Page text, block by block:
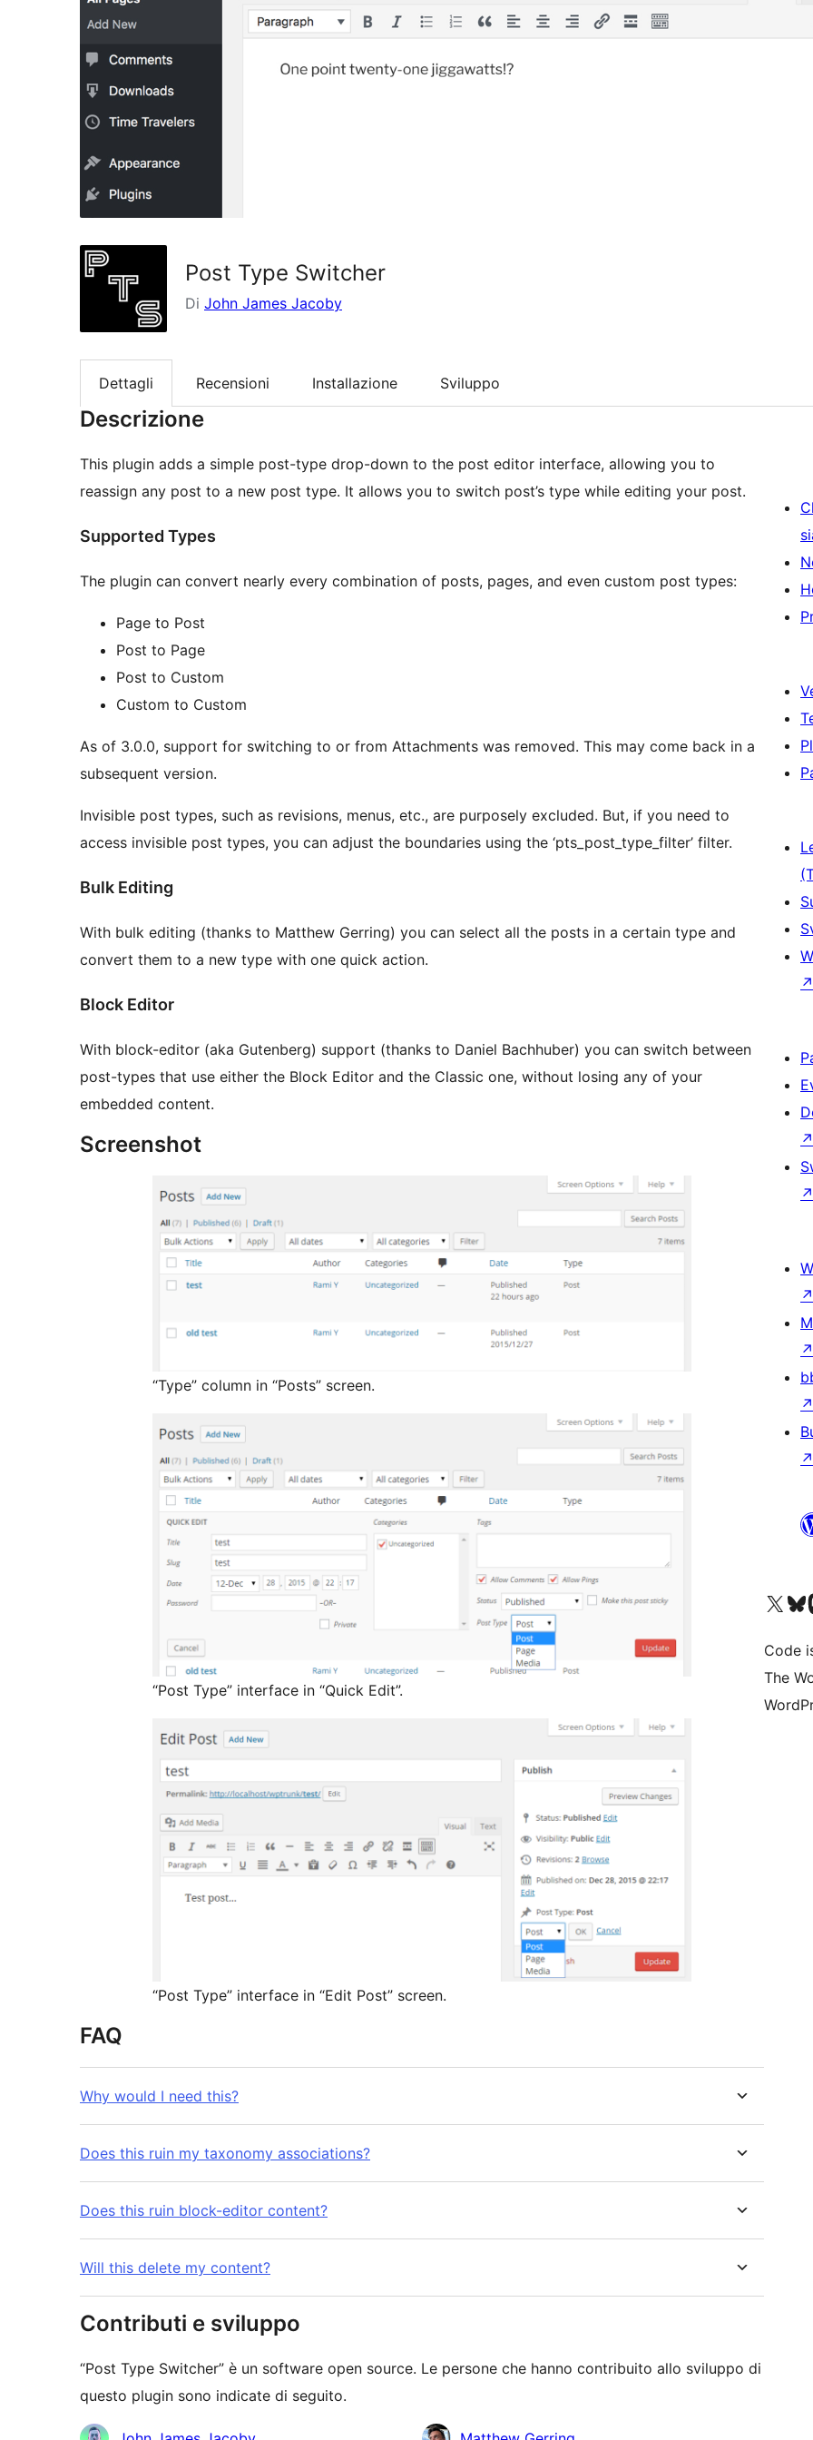
Post Type Switcher
Di John James Jacoby
Dettagli Recensioni Installazione Sviluppo
Descrizione
This plugin adds a simple post-type drop-down to the post editor interface, allowing you to
reassign any post to a new post type. It allows you to switch post’s type while editing your post.
Supported Types
The plugin can convert nearly every combination of posts, pages, and even custom post types:
Page to Post
Post to Page
Post to Custom
Custom to Custom
As of 3.0.0, support for switching to or from Attachments was removed. This may come back in a
subsequent version.
Invisible post types, such as revisions, menus, etc., are purposely excluded. But, if you need to
access invisible post types, you can adjust the boundaries using the ‘pts_post_type_filter’ filter.
Bulk Editing
With bulk editing (thanks to Matthew Gerring) you can select all the posts in a certain type and
convert them to a new type with one quick action.
Block Editor
With block-editor (aka Gutenberg) support (thanks to Daniel Bachhuber) you can switch between
post-types that use either the Block Editor and the Classic one, without losing any of your
embedded content.
Screenshot
“Type” column in “Posts” screen.
“Post Type” interface in “Quick Edit”.
“Post Type” interface in “Edit Post” screen.
FAQ
Why would I need this?
Does this ruin my taxonomy associations?
Does this ruin block-editor content?
Will this delete my content?
Contributi e sviluppo
“Post Type Switcher” è un software open source. Le persone che hanno contribuito allo sviluppo di
questo plugin sono indicate di seguito.
Collaboratori
↗
↗
↗
↗
↗
↗
↗
Visita il nostroVisita il
Code
The